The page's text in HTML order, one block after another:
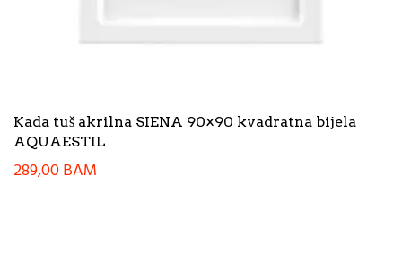
Kada tuš akrilna SIENA 90×90 kvadratna bijela
AQUAESTIL
289,00BAM